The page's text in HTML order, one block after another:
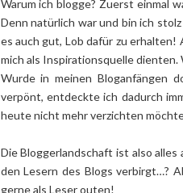
Warum ich blogge? Zuerst einmal
Denn natürlich war und bin ich
es auch gut, Lob dafür zu erhalten!
mich als Inspirationsquelle dienten.
Wurde in meinen Bloganfängen
verpönt, entdeckte ich dadurch
heute nicht mehr verzichten
Die Bloggerlandschaft ist also
den Lesern des Blogs verbirgt…?
gerne als Leser outen!